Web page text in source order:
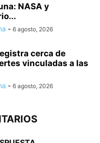
NASA y
- 6 agosto, 2026
cerca de
vinculadas a las
- 6 agosto, 2026